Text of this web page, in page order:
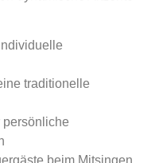
traditionelle
persönliche